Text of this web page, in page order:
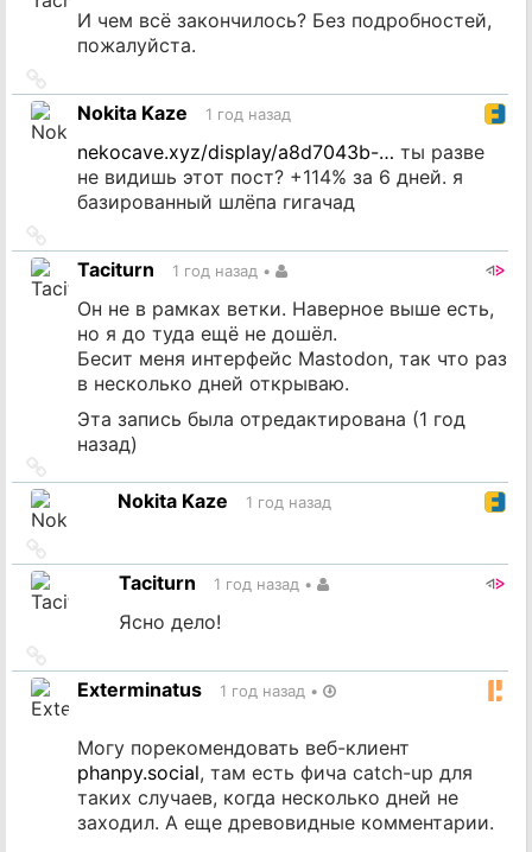
И чем всё закончилось? Без подробностей,
пожалуйста.
на
источник
Nokita Kaze 1 год назад
nekocave.xyz/display/a8d7043b-… ты разве
не видишь этот пост? +114% за 6 дней. я
базированный шлёпа гигачад
на
источник
Taciturn 1 год назад •
Он не в рамках ветки. Наверное выше есть,
но я до туда ещё не дошёл.
Бесит меня интерфейс Mastodon, так что раз
в несколько дней открываю.
Эта запись была отредактирована (1 год
назад)
на
источникNokita Kaze 1 год назад
на
источник Taciturn 1 год назад •
Ясно дело!
на
источник
Exterminatus 1 год назад •
Могу порекомендовать веб-клиент
phanpy.social, там есть фича catch-up для
таких случаев, когда несколько дней не
заходил. А еще древовидные комментарии.